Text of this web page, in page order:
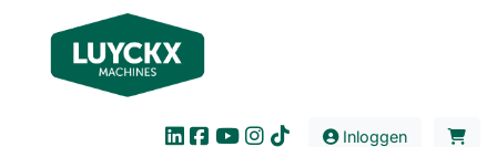
Inloggen